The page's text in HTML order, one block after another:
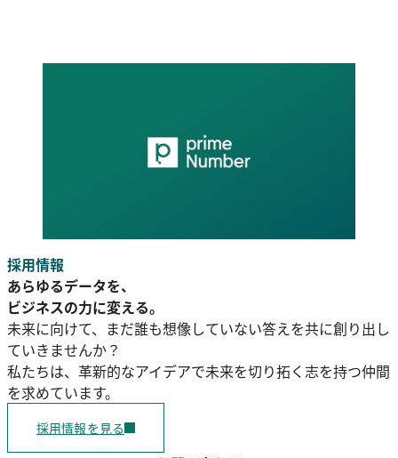
採用情報
あらゆるデータを、
ビジネスの力に変える。
未来に向けて、まだ誰も想像していない答えを共に創り出し
ていきませんか？
私たちは、革新的なアイデアで未来を切り拓く志を持つ仲間
を求めています。
採用情報を見る